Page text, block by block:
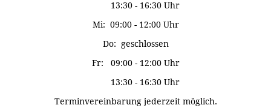
13:30 - 16:30 Uhr
Mi: 09:00 - 12:00 Uhr
Do: geschlossen
Fr: 09:00 - 12:00 Uhr
13:30 - 16:30 Uhr
Terminvereinbarung jederzeit möglich.